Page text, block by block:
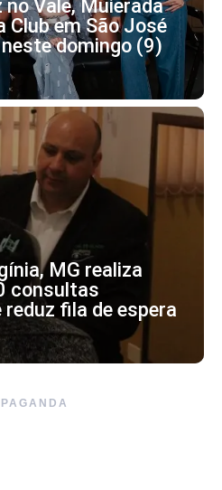
no Vale, Muierada
Club em São José
domingo (9)
MG realiza
consultas
fila de espera